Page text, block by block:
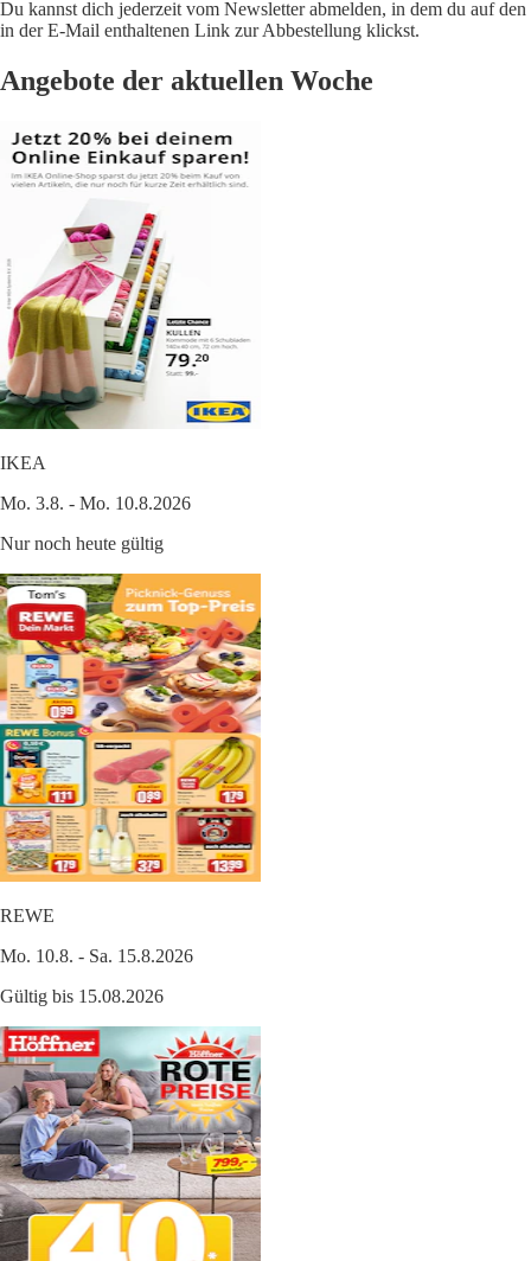
Du kannst dich jederzeit vom Newsletter abmelden, in dem du auf den
in der E-Mail enthaltenen Link zur Abbestellung klickst.
Angebote der aktuellen Woche
IKEA
Mo. 3.8. - Mo. 10.8.2026
Nur noch heute gültig
REWE
Mo. 10.8. - Sa. 15.8.2026
Gültig bis 15.08.2026